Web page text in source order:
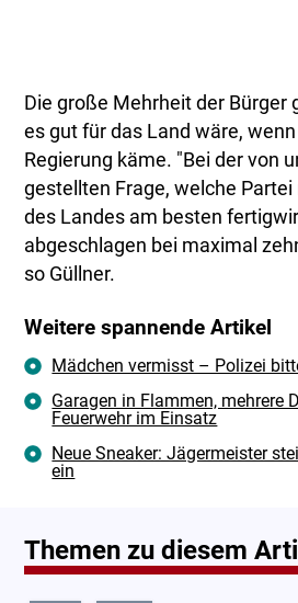
Die große Mehrheit der Bürger
es gut für das Land wäre,
Regierung käme. "Bei der von
gestellten Frage, welche
des Landes am besten
abgeschlagen bei maximal
so Güllner.
Weitere spannende Artikel
Mädchen vermisst – Polizei
Garagen in Flammen, mehrere
Feuerwehr im Einsatz
Neue Sneaker: Jägermeister
ein
Themen zu diesem